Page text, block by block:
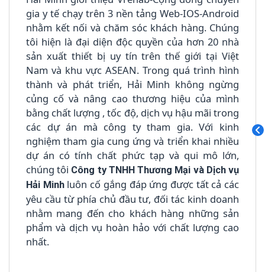
gia y tế chạy trên 3 nền tảng Web-IOS-Android
nhằm kết nối và chăm sóc khách hàng. Chúng
tôi hiện là đại diện độc quyền của hơn 20 nhà
sản xuất thiết bị uy tín trên thế giới tại Việt
Nam và khu vực ASEAN. Trong quá trình hình
thành và phát triển, Hải Minh không ngừng
củng cố và nâng cao thương hiệu của mình
bằng chất lượng , tốc độ, dịch vụ hậu mãi trong
các dự án mà công ty tham gia. Với kinh
nghiệm tham gia cung ứng và triển khai nhiều
dự án có tính chất phức tạp và qui mô lớn,
chúng tôi Công tyTNHH Thương Mại và Dịch vụ
Hải Minh luôn cố gắng đáp ứng được tất cả các
yêu cầu từ phía chủ đầu tư, đối tác kinh doanh
nhằm mang đến cho khách hàng những sản
phẩm và dịch vụ hoàn hảo với chất lượng cao
nhất.